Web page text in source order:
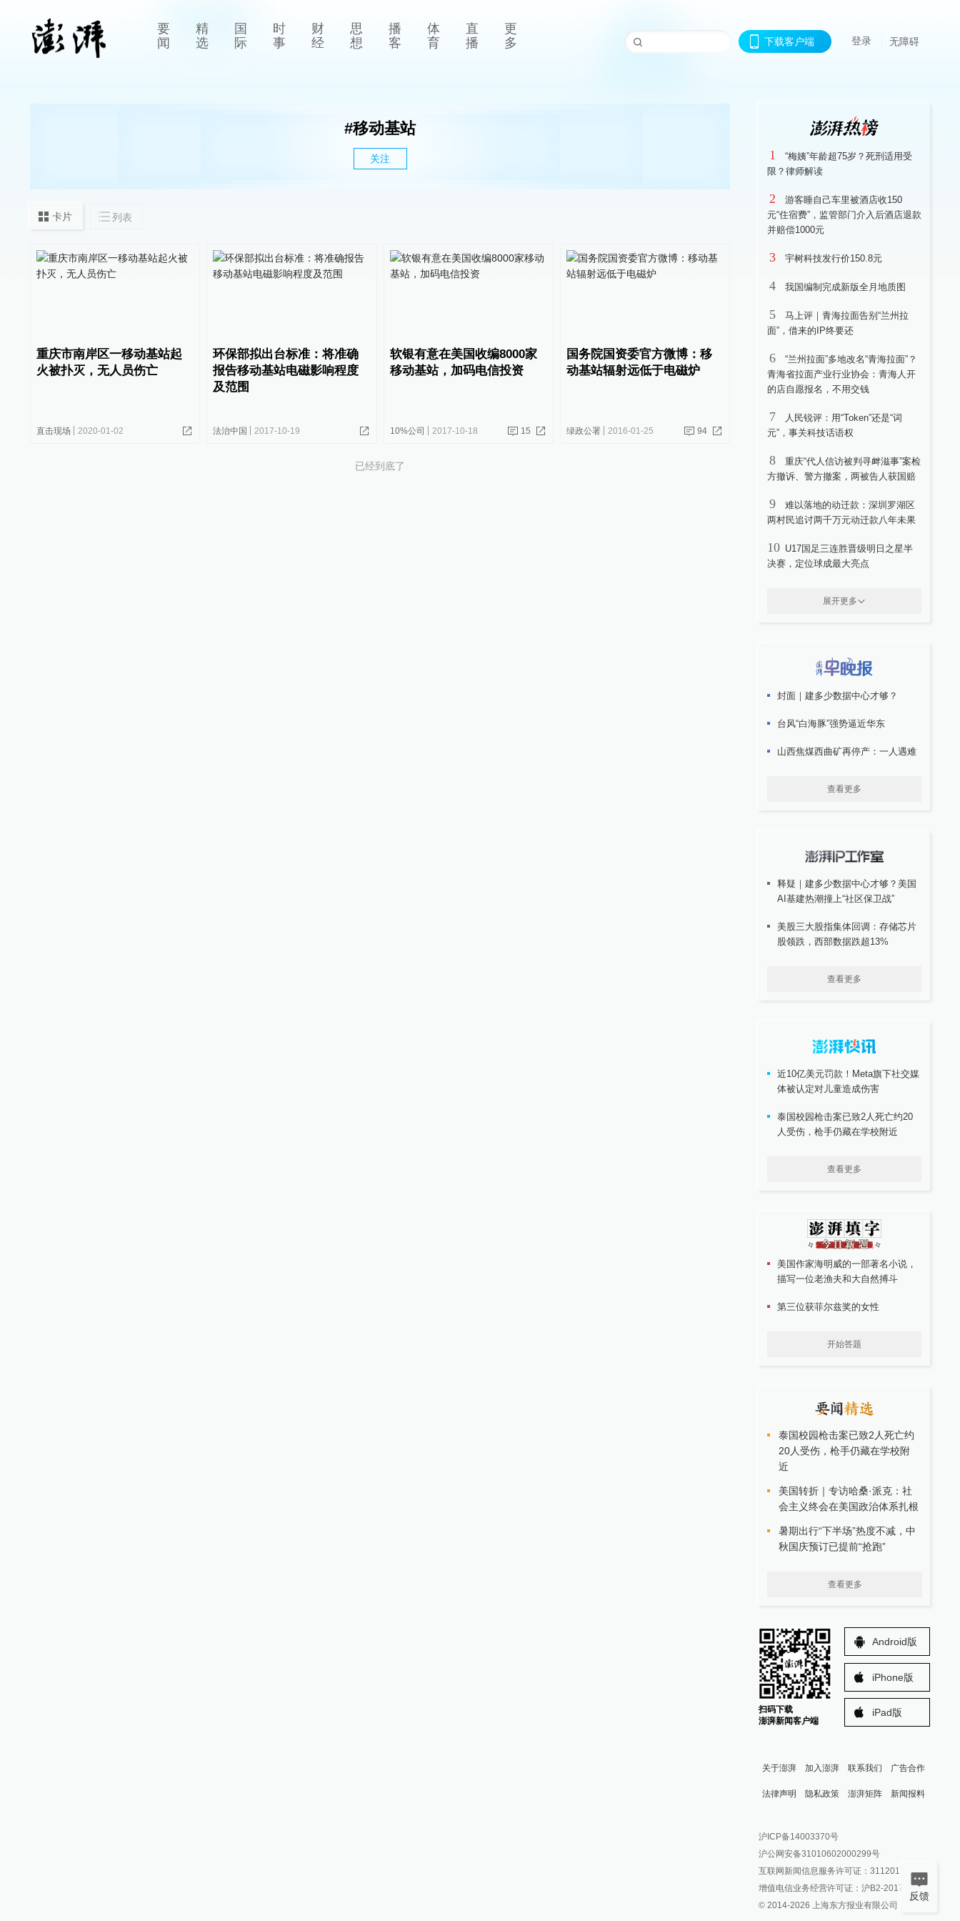
要
闻
精
选
国
际
时
事
财
经
思
想
播
客
体
育
直
播
更
多
下载客户端 登录 无障碍
#移动基站
关注
卡片 列表
重庆市南岸区一移动基站起
火被扑灭，无人员伤亡
直击现场 2020-01-02
环保部拟出台标准：将准确
报告移动基站电磁影响程度
及范围
法治中国 2017-10-19
软银有意在美国收编8000家
移动基站，加码电信投资
10%公司 2017-10-18 15
国务院国资委官方微博：移
动基站辐射远低于电磁炉
绿政公署 2016-01-25 94
已经到底了
1
“梅姨”年龄超75岁？死刑适用受
限？律师解读
2
游客睡自己车里被酒店收150
元“住宿费”，监管部门介入后酒店退款
并赔偿1000元
3 宇树科技发行价150.8元
4 我国编制完成新版全月地质图
5
马上评｜青海拉面告别“兰州拉
面”，借来的IP终要还
6
“兰州拉面”多地改名“青海拉面”？
青海省拉面产业行业协会：青海人开
的店自愿报名，不用交钱
7
人民锐评：用“Token”还是“词
元”，事关科技话语权
8
重庆“代人信访被判寻衅滋事”案检
方撤诉、警方撤案，两被告人获国赔
9
难以落地的动迁款：深圳罗湖区
两村民追讨两千万元动迁款八年未果
10 U17国足三连胜晋级明日之星半
决赛，定位球成最大亮点
展开更多
封面｜建多少数据中心才够？
台风“白海豚”强势逼近华东
山西焦煤西曲矿再停产：一人遇难
查看更多
释疑｜建多少数据中心才够？美国
AI基建热潮撞上“社区保卫战”
美股三大股指集体回调：存储芯片
股领跌，西部数据跌超13%
查看更多
近10亿美元罚款！Meta旗下社交媒
体被认定对儿童造成伤害
泰国校园枪击案已致2人死亡约20
人受伤，枪手仍藏在学校附近
查看更多
美国作家海明威的一部著名小说，
描写一位老渔夫和大自然搏斗
第三位获菲尔兹奖的女性
开始答题
泰国校园枪击案已致2人死亡约
20人受伤，枪手仍藏在学校附
近
美国转折｜专访哈桑·派克：社
会主义终会在美国政治体系扎根
暑期出行“下半场”热度不减，中
秋国庆预订已提前“抢跑”
查看更多
扫码下载
澎湃新闻客户端
Android版
iPhone版
iPad版
关于澎湃 加入澎湃 联系我们 广告合作
法律声明 隐私政策 澎湃矩阵
澎湃新闻公众号
澎湃新闻抖音号
派生万物开放平台
IP SHANGHAI
新闻报料
报料邮箱: news@thepaper.cn
沪ICP备14003370号
沪公网安备31010602000299号
互联网新闻信息服务许可证：31120170006
增值电信业务经营许可证：沪B2-2017116
© 2014-2026 上海东方报业有限公司
反馈